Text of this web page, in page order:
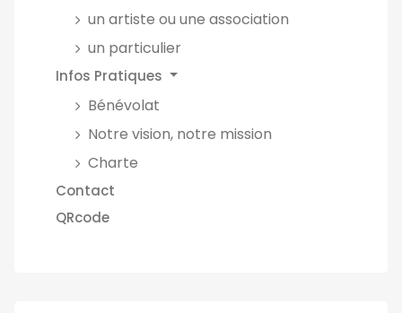
un artiste ou une association
un particulier
Infos Pratiques
Bénévolat
Notre vision, notre mission
Charte
Contact
QRcode